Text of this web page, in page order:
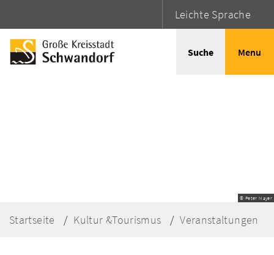
Leichte Sprache
Suche Menu
© Peter Mayer
Startseite Kultur &Tourismus Veranstaltungen